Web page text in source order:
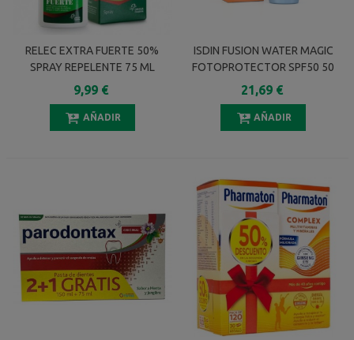
RELEC EXTRA FUERTE 50%
SPRAY REPELENTE 75 ML
9,99 €
AÑADIR
ISDIN FUSION WATER MAGIC
FOTOPROTECTOR SPF50 50
ML
21,69 €
AÑADIR